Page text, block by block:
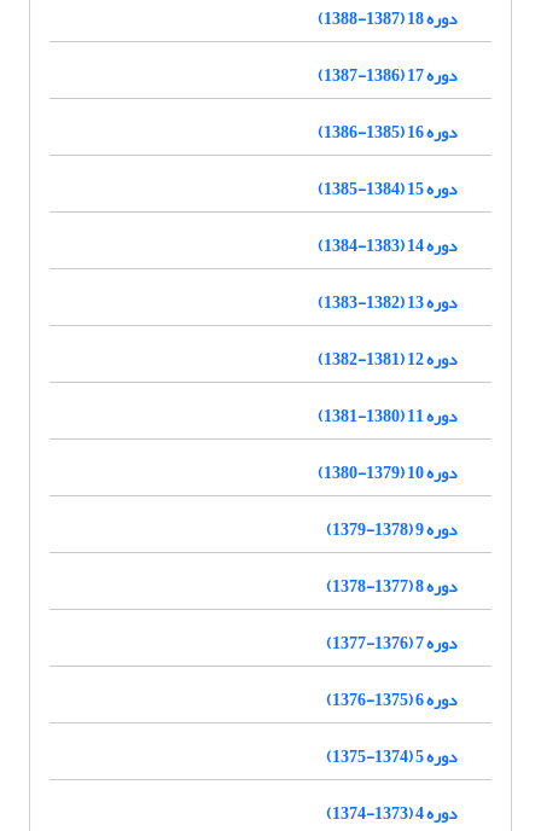
دوره 18 (1387-1388)
دوره 17 (1386-1387)
دوره 16 (1385-1386)
دوره 15 (1384-1385)
دوره 14 (1383-1384)
دوره 13 (1382-1383)
دوره 12 (1381-1382)
دوره 11 (1380-1381)
دوره 10 (1379-1380)
دوره 9 (1378-1379)
دوره 8 (1377-1378)
دوره 7 (1376-1377)
دوره 6 (1375-1376)
دوره 5 (1374-1375)
دوره 4 (1373-1374)